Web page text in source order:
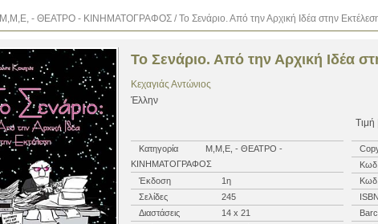
Μ,Μ,Ε, - ΘΕΑΤΡΟ - ΚΙΝΗΜΑΤΟΓΡΑΦΟΣ / Το Σενάριο. Από την Αρχική Ιδέα στην
Το Σενάριο. Από την Αρχική Ιδέα
Κεχαγιάς Αντώνιος
Έλλην
Τιμή |
Κατηγορία
Μ,Μ,Ε, - ΘΕΑΤΡΟ -
ΚΙΝΗΜΑΤΟΓΡΑΦΟΣ
Έκδοση
1η
Σελίδες
245 ISBN
Διαστάσεις
14 x 21